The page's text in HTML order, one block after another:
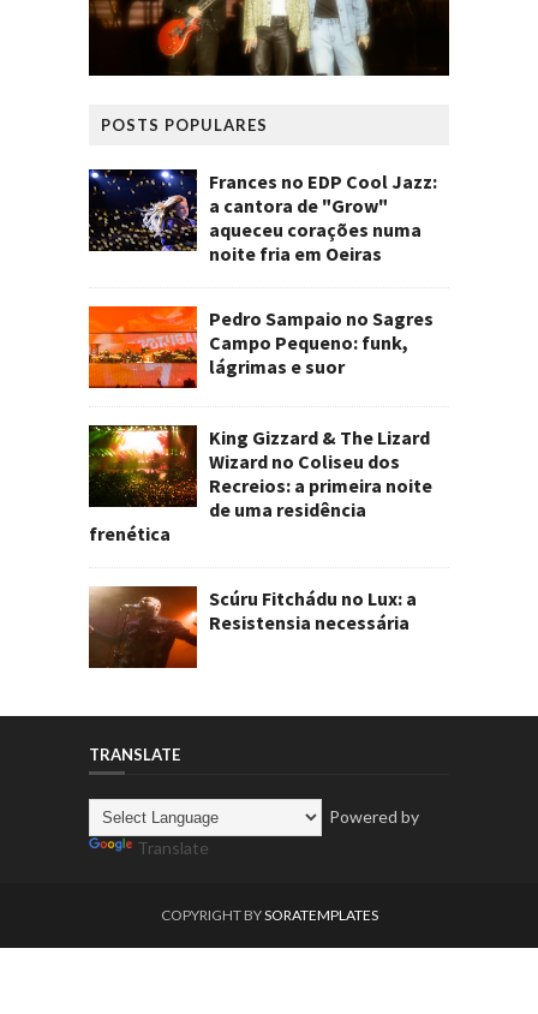
POSTS POPULARES
Frances no EDP Cool Jazz:
a cantora de "Grow"
aqueceu corações numa
noite fria em Oeiras
Pedro Sampaio no Sagres
Campo Pequeno: funk,
lágrimas e suor
King Gizzard & The Lizard
Wizard no Coliseu dos
Recreios: a primeira noite
de uma residência
frenética
Scúru Fitchádu no Lux: a
Resistensia necessária
TRANSLATE
Powered by
Translate
COPYRIGHT BYSORATEMPLATES